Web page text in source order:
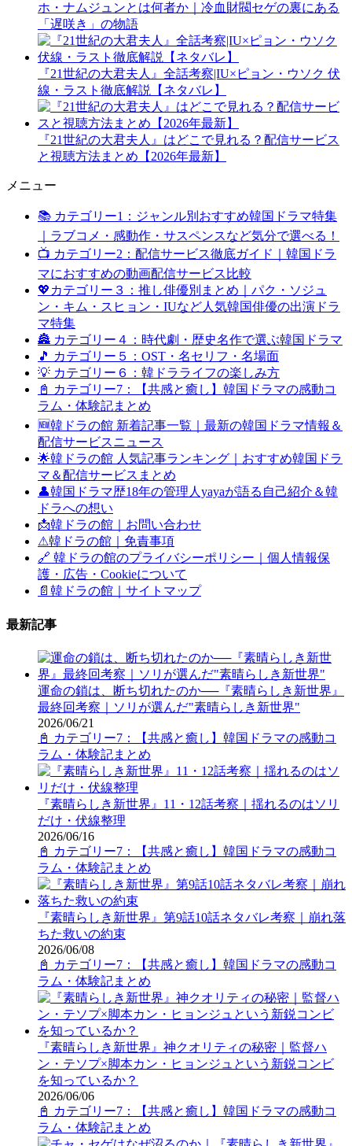
ホ・ナムジュンとは何者か｜冷血財閥セゲの裏にある
「遅咲き」の物語
『21世紀の大君夫人』全話考察|IU×ピョン・ウソク 伏
線・ラスト徹底解説【ネタバレ】
『21世紀の大君夫人』はどこで見れる？配信サービス
と視聴方法まとめ【2026年最新】
メニュー
📚 カテゴリー1：ジャンル別おすすめ韓国ドラマ特集
｜ラブコメ・感動作・サスペンスなど気分で選べる！
📺 カテゴリー2：配信サービス徹底ガイド｜韓国ドラ
マにおすすめの動画配信サービス比較
💖カテゴリー３：推し俳優別まとめ｜パク・ソジュ
ン・キム・スヒョン・IUなど人気韓国俳優の出演ドラ
マ特集
🏯 カテゴリー４：時代劇・歴史名作で選ぶ韓国ドラマ
🎵 カテゴリー５：OST・名セリフ・名場面
💡 カテゴリー６：韓ドラライフの楽しみ方
📓 カテゴリー7：【共感と癒し】韓国ドラマの感動コ
ラム・体験記まとめ
🆕韓ドラの館 新着記事一覧｜最新の韓国ドラマ情報＆
配信サービスニュース
🌟韓ドラの館 人気記事ランキング｜おすすめ韓国ドラ
マ＆配信サービスまとめ
👤韓国ドラマ歴18年の管理人yayaが語る自己紹介＆韓
ドラへの想い
📩韓ドラの館｜お問い合わせ
⚠韓ドラの館｜免責事項
🔗 韓ドラの館のプライバシーポリシー｜個人情報保
護・広告・Cookieについて
📄韓ドラの館｜サイトマップ
最新記事
運命の鎖は、断ち切れたのか──『素晴らしき新世界』
最終回考察｜ソリが選んだ"素晴らしき新世界"
2026/06/21
📓 カテゴリー7：【共感と癒し】韓国ドラマの感動コ
ラム・体験記まとめ
『素晴らしき新世界』11・12話考察｜揺れるのはソリ
だけ・伏線整理
2026/06/16
📓 カテゴリー7：【共感と癒し】韓国ドラマの感動コ
ラム・体験記まとめ
『素晴らしき新世界』第9話10話ネタバレ考察｜崩れ落
ちた救いの約束
2026/06/08
📓 カテゴリー7：【共感と癒し】韓国ドラマの感動コ
ラム・体験記まとめ
『素晴らしき新世界』神クオリティの秘密｜監督ハ
ン・テソプ×脚本カン・ヒョンジュという新鋭コンビ
を知っているか？
2026/06/06
📓 カテゴリー7：【共感と癒し】韓国ドラマの感動コ
ラム・体験記まとめ